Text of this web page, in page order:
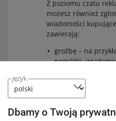
język
Dbamy o Twoją
Z poziomu czatu
możesz również
wiadomości
zawierają:
groźbę – na
pogróżki,
jeśli nie spełnisz
kupującego